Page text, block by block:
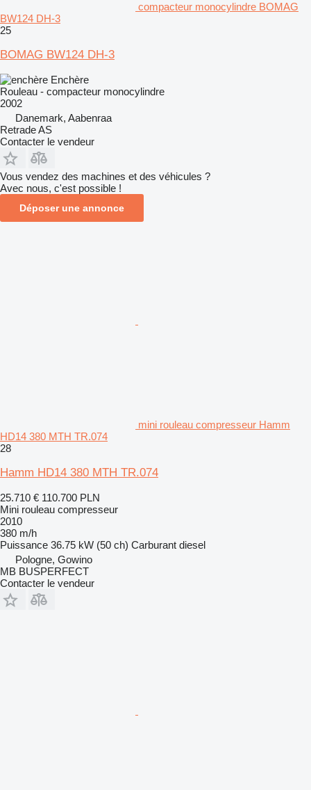
compacteur monocylindre BOMAG
BW124 DH-3
25
BOMAG BW124 DH-3
Enchère
Rouleau - compacteur monocylindre
2002
Danemark, Aabenraa
Retrade AS
Contacter le vendeur
Vous vendez des machines et des véhicules ?
Avec nous, c'est possible !
Déposer une annonce
mini rouleau compresseur Hamm
HD14 380 MTH TR.074
28
Hamm HD14 380 MTH TR.074
25.710 € 110.700 PLN
Mini rouleau compresseur
2010
380 m/h
Puissance 36.75 kW (50 ch) Carburant diesel
Pologne, Gowino
MB BUSPERFECT
Contacter le vendeur